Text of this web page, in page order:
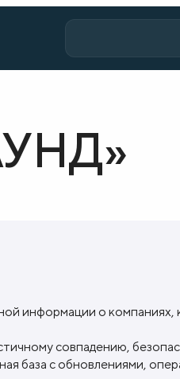
информации о компаниях,
совпадению,
база с обновлениями,